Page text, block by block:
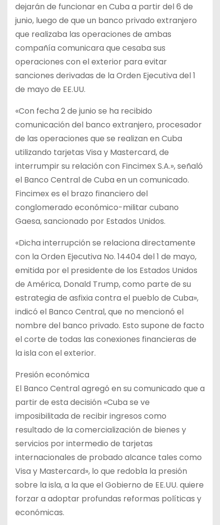
dejarán de funcionar en Cuba a partir del 6 de
junio, luego de que un banco privado extranjero
que realizaba las operaciones de ambas
compañía comunicara que cesaba sus
operaciones con el exterior para evitar
sanciones derivadas de la Orden Ejecutiva del 1
de mayo de EE.UU.
«Con fecha 2 de junio se ha recibido
comunicación del banco extranjero, procesador
de las operaciones que se realizan en Cuba
utilizando tarjetas Visa y Mastercard, de
interrumpir su relación con Fincimex S.A.», señaló
el Banco Central de Cuba en un comunicado.
Fincimex es el brazo financiero del
conglomerado económico-militar cubano
Gaesa, sancionado por Estados Unidos.
«Dicha interrupción se relaciona directamente
con la Orden Ejecutiva No. 14404 del 1 de mayo,
emitida por el presidente de los Estados Unidos
de América, Donald Trump, como parte de su
estrategia de asfixia contra el pueblo de Cuba»,
indicó el Banco Central, que no mencionó el
nombre del banco privado. Esto supone de facto
el corte de todas las conexiones financieras de
la isla con el exterior.
Presión económica
El Banco Central agregó en su comunicado que a
partir de esta decisión «Cuba se ve
imposibilitada de recibir ingresos como
resultado de la comercialización de bienes y
servicios por intermedio de tarjetas
internacionales de probado alcance tales como
Visa y Mastercard», lo que redobla la presión
sobre la isla, a la que el Gobierno de EE.UU. quiere
forzar a adoptar profundas reformas políticas y
económicas.